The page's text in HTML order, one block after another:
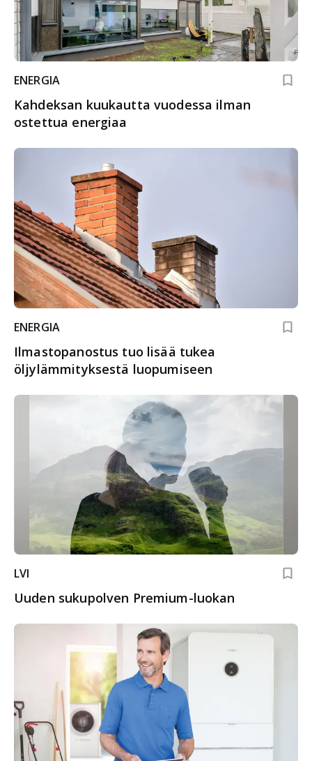
ENERGIA
Kahdeksan kuukautta vuodessa ilman
ostettua energiaa
ENERGIA
Ilmastopanostus tuo lisää tukea
öljylämmityksestä luopumiseen
LVI
Uuden sukupolven Premium-luokan